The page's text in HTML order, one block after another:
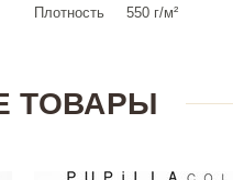
Плотность
550 г/м²
ТОВАРЫ